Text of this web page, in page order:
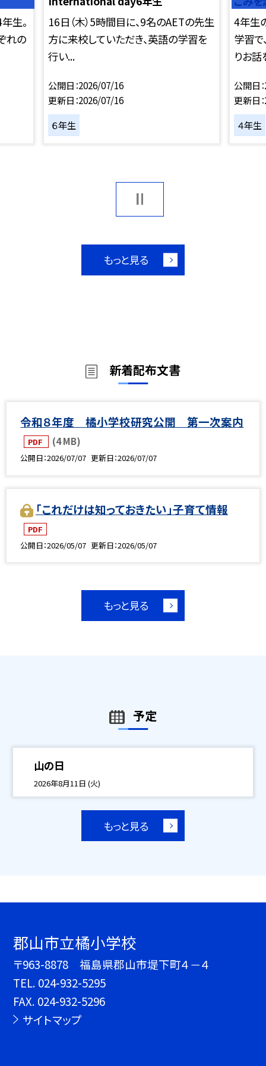
生。
れの
16日（木）5時間目に、9名のAETの先生
方に来校していただき、英語の学習を
行い...
公開日 2026/07/16
更新日 2026/07/16
６年生
4年生
学習
りお話
公開日
更新日
４年生
もっと見る
新着配布文書
令和８年度 橘小学校研究公開 第一次案内
PDF (4 MB)
公開日 2026/07/07 更新日 2026/07/07
「これだけは知っておきたい」子育て情報
PDF
公開日 2026/05/07 更新日 2026/05/07
もっと見る
予定
山の日
2026年8月11日 (火)
もっと見る
郡山市立橘小学校
〒963-8878 福島県郡山市堤下町４－４
TEL. 024-932-5295
FAX. 024-932-5296
サイトマップ